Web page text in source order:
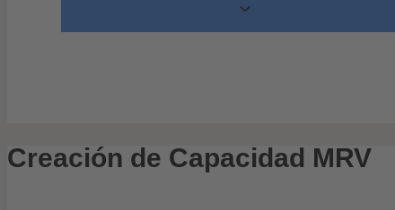
Creación de Capacidad MRV